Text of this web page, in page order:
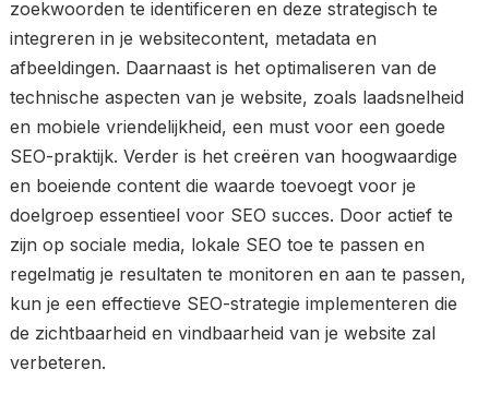
zoekwoorden te identificeren en deze strategisch te
integreren in je websitecontent, metadata en
afbeeldingen. Daarnaast is het optimaliseren van de
technische aspecten van je website, zoals laadsnelheid
en mobiele vriendelijkheid, een must voor een goede
SEO-praktijk. Verder is het creëren van hoogwaardige
en boeiende content die waarde toevoegt voor je
doelgroep essentieel voor SEO succes. Door actief te
zijn op sociale media, lokale SEO toe te passen en
regelmatig je resultaten te monitoren en aan te passen,
kun je een effectieve SEO-strategie implementeren die
de zichtbaarheid en vindbaarheid van je website zal
verbeteren.